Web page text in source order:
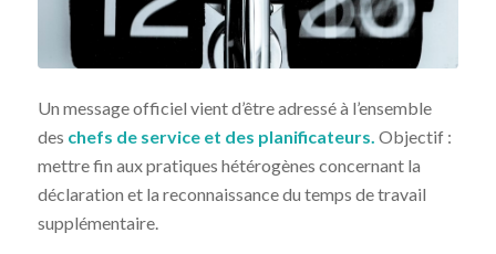
Un message officiel vient d’être adressé à l’ensemble
des chefs de service et des planificateurs. Objectif :
mettre fin aux pratiques hétérogènes concernant la
déclaration et la reconnaissance du temps de travail
supplémentaire.